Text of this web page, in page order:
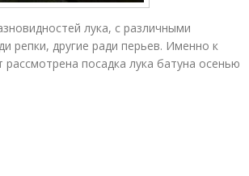
лука, с различными
репки, другие ради перьев. Именно к
посадка лука батуна осенью